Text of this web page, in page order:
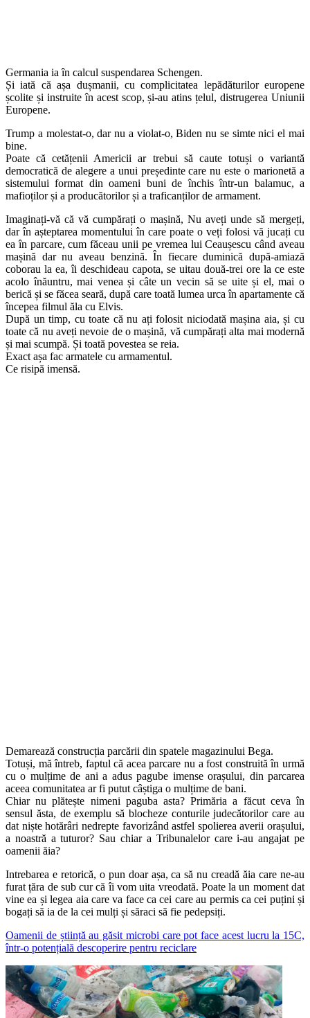
Germania ia în calcul suspendarea Schengen.
Și iată că așa dușmanii, cu complicitatea lepădăturilor europene
școlite și instruite în acest scop, și-au atins țelul, distrugerea Uniunii
Europene.
Trump a molestat-o, dar nu a violat-o, Biden nu se simte nici el mai
bine.
Poate că cetățenii Americii ar trebui să caute totuși o variantă
democratică de alegere a unui președinte care nu este o marionetă a
sistemului format din oameni buni de închis într-un balamuc, a
mafioților și a producătorilor și a traficanților de armament.
Imaginați-vă că vă cumpărați o mașină, Nu aveți unde să mergeți,
dar în așteptarea momentului în care poate o veți folosi vă jucați cu
ea în parcare, cum făceau unii pe vremea lui Ceaușescu când aveau
mașină dar nu aveau benzină. În fiecare duminică după-amiază
coborau la ea, îi deschideau capota, se uitau două-trei ore la ce este
acolo înăuntru, mai venea și câte un vecin să se uite și el, mai o
berică și se făcea seară, după care toată lumea urca în apartamente că
începea filmul ăla cu Elvis.
După un timp, cu toate că nu ați folosit niciodată mașina aia, și cu
toate că nu aveți nevoie de o mașină, vă cumpărați alta mai modernă
și mai scumpă. Și toată povestea se reia.
Exact așa fac armatele cu armamentul.
Ce risipă imensă.
Demarează construcția parcării din spatele magazinului Bega.
Totuși, mă întreb, faptul că acea parcare nu a fost construită în urmă
cu o mulțime de ani a adus pagube imense orașului, din parcarea
aceea comunitatea ar fi putut câștiga o mulțime de bani.
Chiar nu plătește nimeni paguba asta? Primăria a făcut ceva în
sensul ăsta, de exemplu să blocheze conturile judecătorilor care au
dat niște hotărâri nedrepte favorizând astfel spolierea averii orașului,
a noastră a tuturor? Sau chiar a Tribunalelor care i-au angajat pe
oamenii ăia?
Intrebarea e retorică, o pun doar așa, ca să nu creadă ăia care ne-au
furat țăra de sub cur că îi vom uita vreodată. Poate la un moment dat
vine ea și legea aia care va face ca cei care au permis ca cei puțini și
bogați să ia de la cei mulți și săraci să fie pedepsiți.
Oamenii de știință au găsit microbi care pot face acest lucru la 15C,
într-o potențială descoperire pentru reciclare